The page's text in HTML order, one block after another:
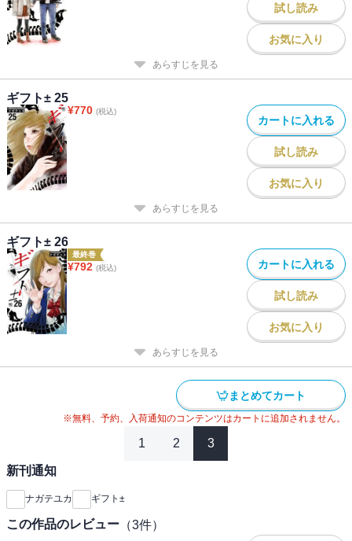
試し読み
お気に入り
あらすじを見る
ギフト± 25
¥770 (税込)
カートに入れる
試し読み
お気に入り
あらすじを見る
ギフト± 26
最終巻
¥792 (税込) カートに入れる
試し読み
お気に入り
あらすじを見る
まとめてカート
※無料、予約、入荷通知のコンテンツはカートに追加されません。
1 2 3
新刊通知
ナガテユカ ギフト±
この作品のレビュー （3件）